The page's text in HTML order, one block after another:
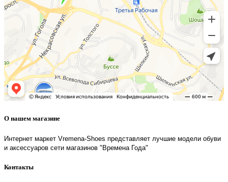
О нашем магазине
Интернет маркет Vremena-Shoes представляет лучшие модели обуви
и аксессуаров сети магазинов "Времена Года"
Контакты